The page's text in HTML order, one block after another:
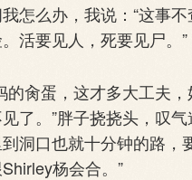
么办，我说：“这事不
活要见人，死要见尸。”
肏蛋，这才多大工夫，
了。”胖子挠挠头，叹气
洞口也就十分钟的路，
杨会合。”